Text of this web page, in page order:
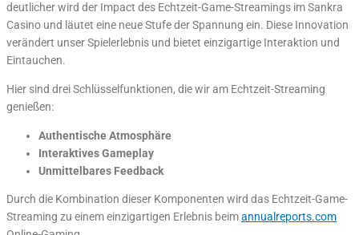
deutlicher wird der Impact des Echtzeit-Game-Streamings im Sankra
Casino und läutet eine neue Stufe der Spannung ein. Diese Innovation
verändert unser Spielerlebnis und bietet einzigartige Interaktion und
Eintauchen.
Hier sind drei Schlüsselfunktionen, die wir am Echtzeit-Streaming
genießen:
Authentische Atmosphäre
Interaktives Gameplay
Unmittelbares Feedback
Durch die Kombination dieser Komponenten wird das Echtzeit-Game-
Streaming zu einem einzigartigen Erlebnis beimannualreports.com